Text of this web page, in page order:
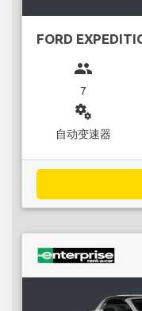
FORD
group
7
miscellaneous_services
自动变速器